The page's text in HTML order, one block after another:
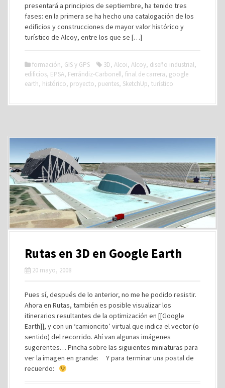
presentará a principios de septiembre, ha tenido tres
fases: en la primera se ha hecho una catalogación de los
edificios y construcciones de mayor valor histórico y
turístico de Alcoy, entre los que se […]
formación, GIS y GPS 3D, Alcoi, Alcoy, diseño industrial,
edificios, EPSA, Ferrándiz-Carbonell, final de carrera, google
earth, histórico, proyecto, puentes, SketchUp, turístico
Rutas en 3D en Google Earth
20 mayo, 2008
Pues sí, después de lo anterior, no me he podido resistir.
Ahora en Rutas, también es posible visualizar los
itinerarios resultantes de la optimización en [[Google
Earth]], y con un ‘camioncito’ virtual que indica el vector (o
sentido) del recorrido. Ahí van algunas imágenes
sugerentes… Pincha sobre las siguientes miniaturas para
ver la imagen en grande: Y para terminar una postal de
recuerdo: